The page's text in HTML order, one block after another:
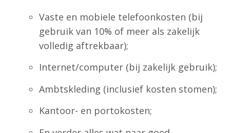
Vaste en mobiele telefoonkosten (bij
gebruik van 10% of meer als zakelijk
volledig aftrekbaar);
Internet/computer (bij zakelijk gebruik);
Ambtskleding (inclusief kosten stomen);
Kantoor- en portokosten;